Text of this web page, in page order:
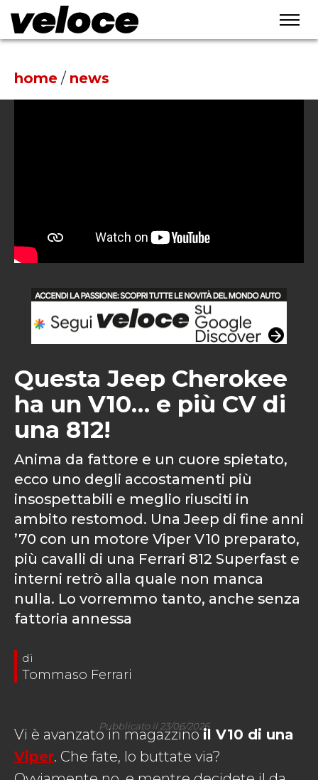
home / news
Questa Jeep Cherokee
ha un V10… e più CV di
una 812!
Anima da fattore e un cuore spietato,
ecco uno degli accostamenti più
insospettabili e meglio riusciti in
ambito restomod. Una Jeep di fine anni
’70 con un motore Viper V10 preparato,
più cavalli di una Ferrari 812 Superfast e
interni retrò alla quale non manca
nulla. Lo vorremmo tanto, anche senza
fattoria annessa
Tommaso Ferrari
Pubblicato il 23/06/2026
Vi è avanzato in magazzinoil V10 di una
Viper. Che fate, lo buttate via?